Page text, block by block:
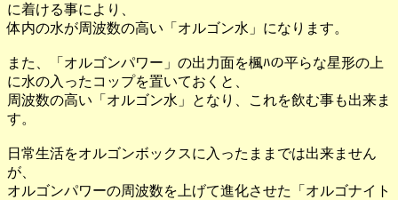
に着ける事により、
体内の水が周波数の高い「オルゴン水」になります。
また、「オルゴンパワー」の出力面を楓ﾊの平らな星形の上
に水の入ったコップを置いておくと、
周波数の高い「オルゴン水」となり、これを飲む事も出来ま
す。
日常生活をオルゴンボックスに入ったままでは出来ません
が、
オルゴンパワーの周波数を上げて進化させた「オルゴナイト